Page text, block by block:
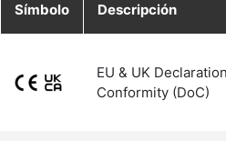
Símbolo Descripción
EU & UK
Conformity (DoC)